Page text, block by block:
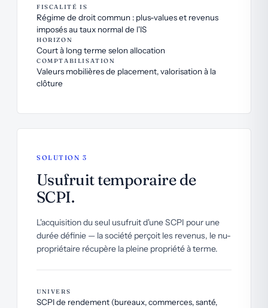
FISCALITÉ IS
Régime de droit commun : plus-values et revenus
imposés au taux normal de l'IS
HORIZON
Court à long terme selon allocation
COMPTABILISATION
Valeurs mobilières de placement, valorisation à la
clôture
SOLUTION 3
Usufruit temporaire de
SCPI.
L'acquisition du seul usufruit d'une SCPI pour une
durée définie — la société perçoit les revenus, le nu-
propriétaire récupère la pleine propriété à terme.
UNIVERS
SCPI de rendement (bureaux, commerces, santé,